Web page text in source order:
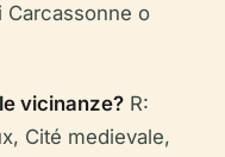
o
vicinanze? R:
Cité medievale,